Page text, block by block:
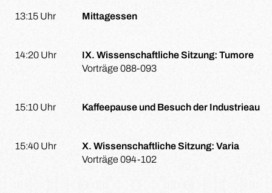
13:15 Uhr Mittagessen
14:20 Uhr
IX. Wissenschaftliche Sitzung: Tumore
Vorträge 088-093
15:10 Uhr Kaffeepause und Besuch der
15:40 Uhr
X. Wissenschaftliche Sitzung: Varia
Vorträge 094-102